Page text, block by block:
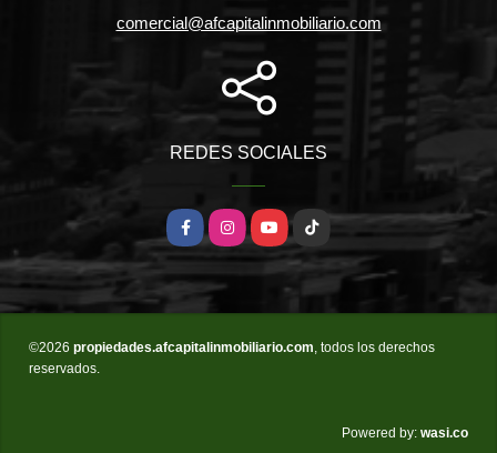
comercial@afcapitalinmobiliario.com
REDES SOCIALES
FacebookInstagramYouTubeTikTok
©2026 propiedades.afcapitalinmobiliario.com, todos los derechos
reservados.
Powered by: wasi.co